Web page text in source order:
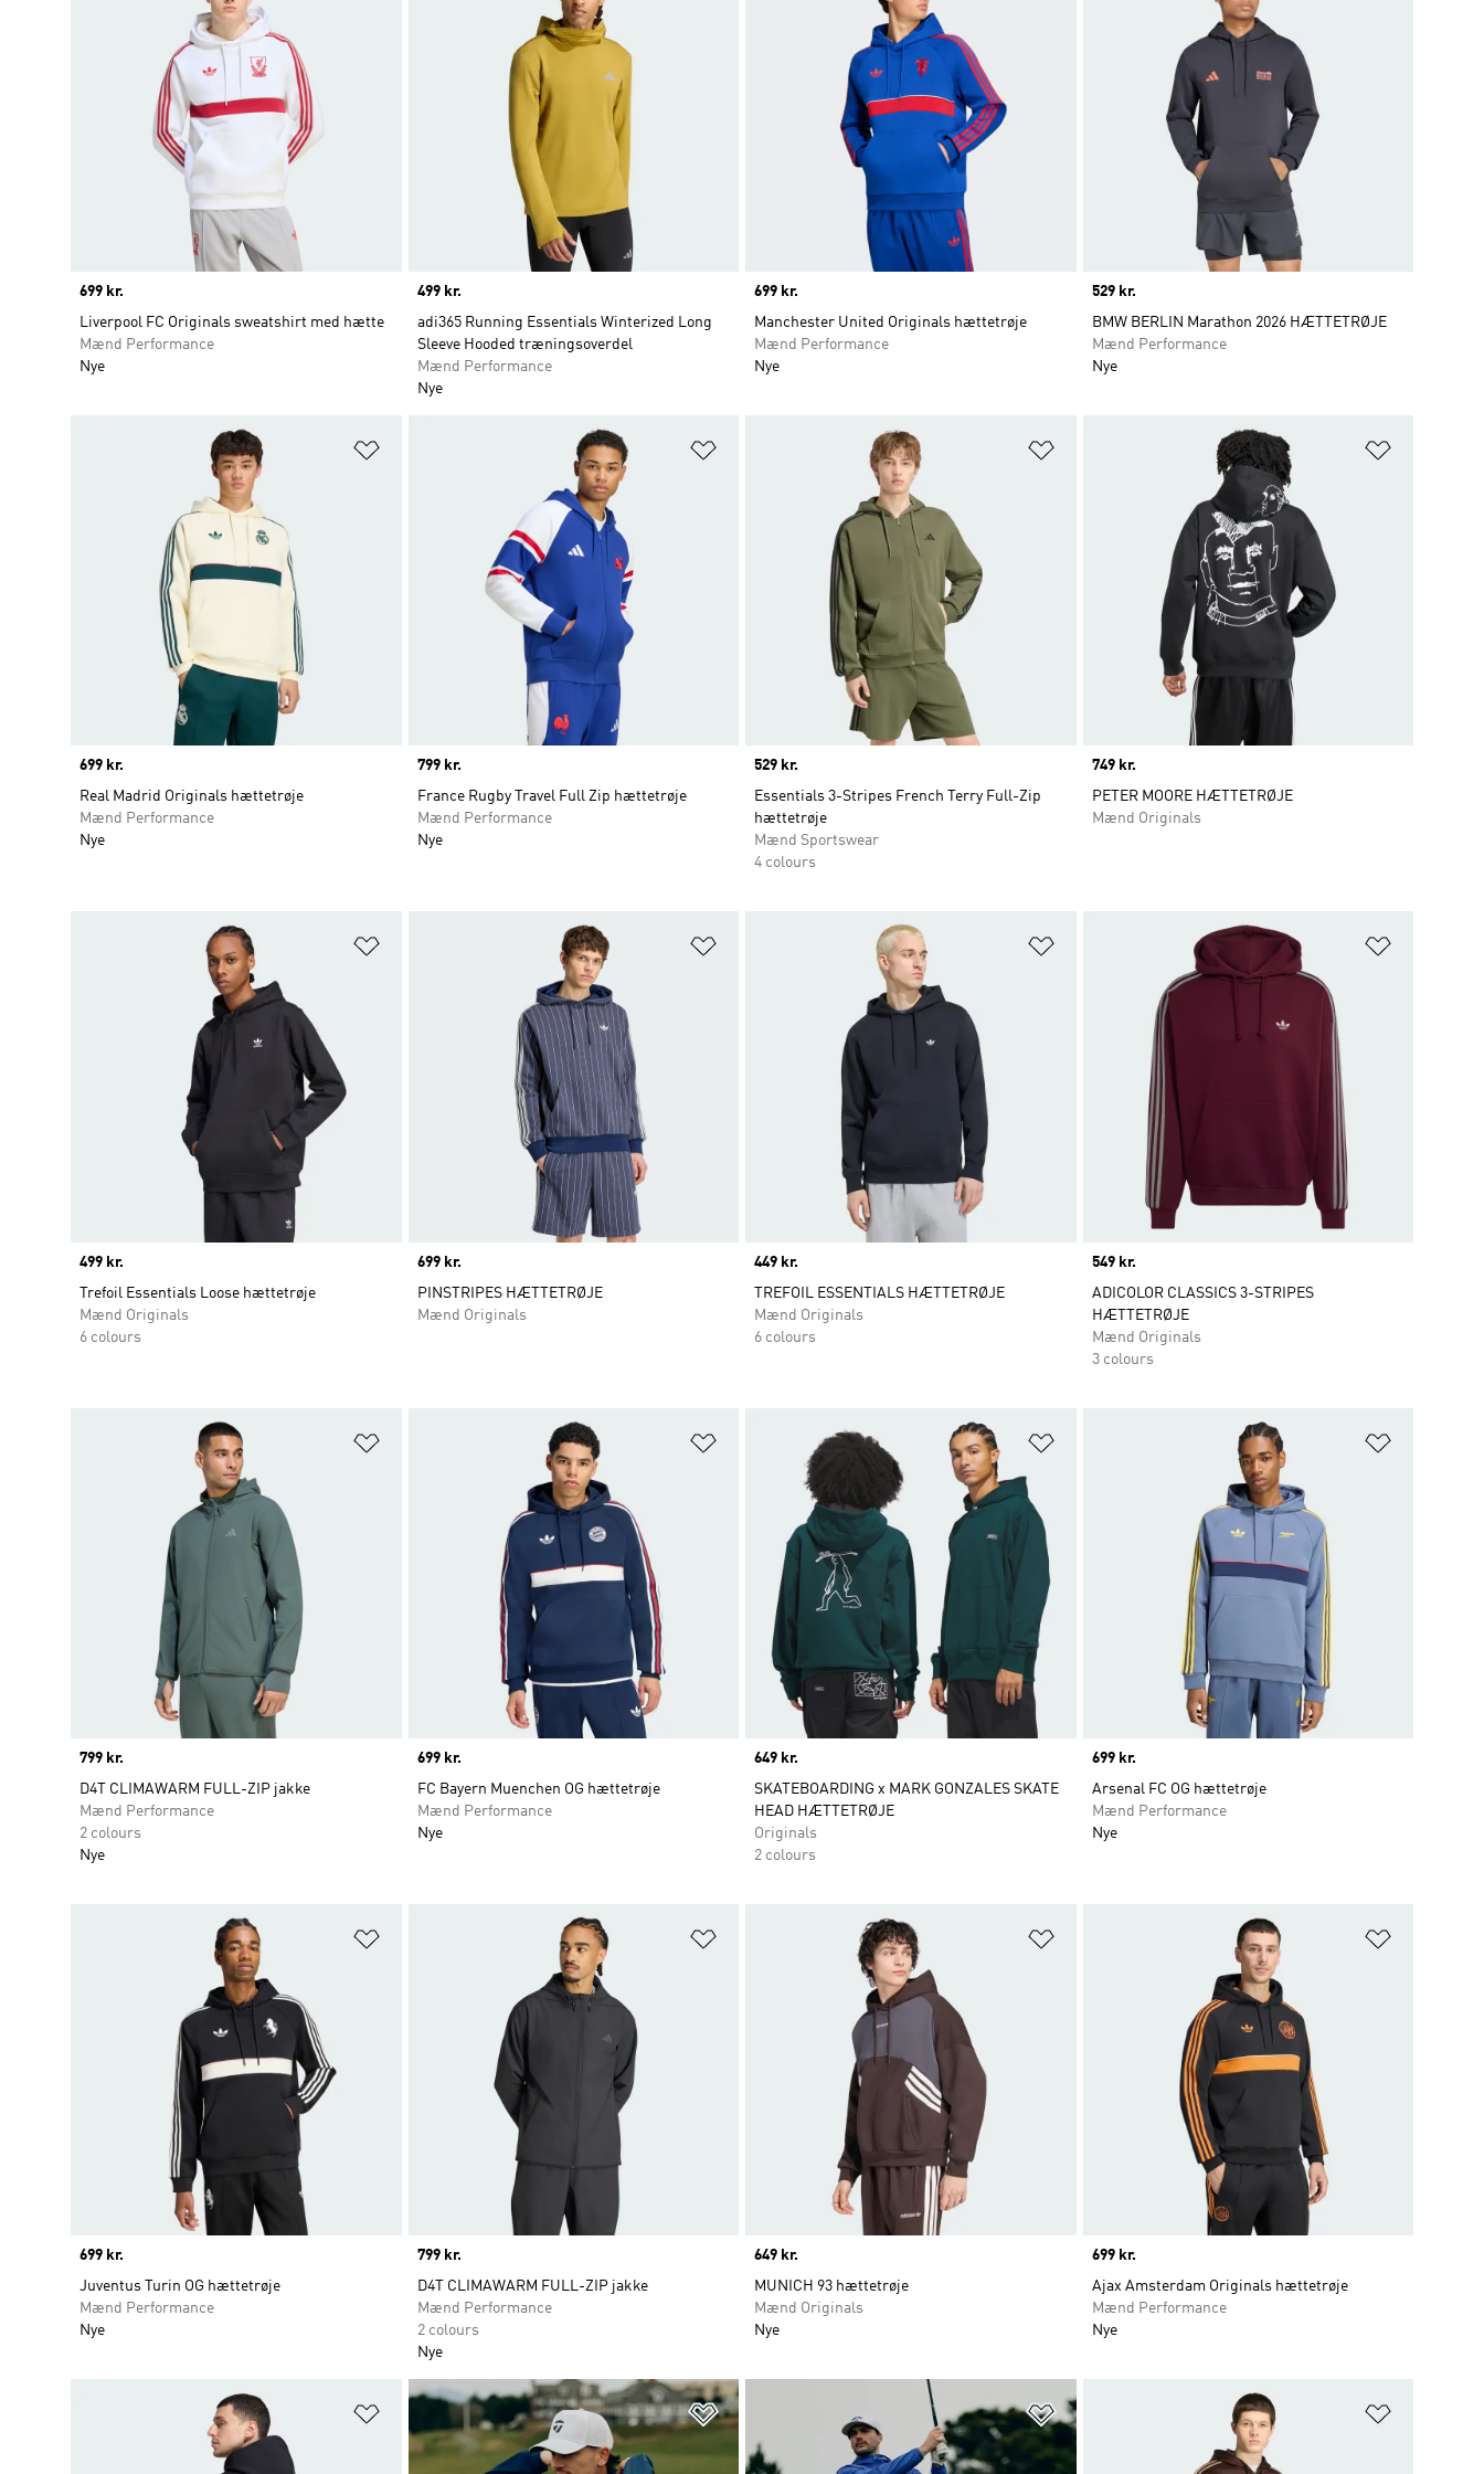
Price
699 kr.
Liverpool FC Originals sweatshirt med hætte
Mænd Performance
Nye
Price
499 kr.
adi365 Running Essentials Winterized Long
Sleeve Hooded træningsoverdel
Mænd Performance
Nye
Price
699 kr.
Manchester United Originals hættetrøje
Mænd Performance
Nye
Price
529 kr.
BMW BERLIN Marathon 2026 HÆTTETRØJE
Mænd Performance
Nye
Price
699 kr.
Real Madrid Originals hættetrøje
Mænd Performance
Nye
Price
799 kr.
France Rugby Travel Full Zip hættetrøje
Mænd Performance
Nye
Price
529 kr.
Essentials 3-Stripes French Terry Full-Zip
hættetrøje
Mænd Sportswear
4 colours
Price
749 kr.
PETER MOORE HÆTTETRØJE
Mænd Originals
Price
499 kr.
Trefoil Essentials Loose hættetrøje
Mænd Originals
6 colours
Price
699 kr.
PINSTRIPES HÆTTETRØJE
Mænd Originals
Price
449 kr.
TREFOIL ESSENTIALS HÆTTETRØJE
Mænd Originals
6 colours
Price
549 kr.
ADICOLOR CLASSICS 3-STRIPES
HÆTTETRØJE
Mænd Originals
3 colours
Price
799 kr.
D4T CLIMAWARM FULL-ZIP jakke
Mænd Performance
2 colours
Nye
Føj til ønskeliste
Price
699 kr.
FC Bayern Muenchen OG hættetrøje
Mænd Performance
Nye
Price
649 kr.
SKATEBOARDING x MARK GONZALES SKATE
HEAD HÆTTETRØJE
Originals
2 colours
Price
699 kr.
Arsenal FC OG hættetrøje
Mænd Performance
Nye
Price
699 kr.
Juventus Turin OG hættetrøje
Mænd Performance
Nye
Price
799 kr.
D4T CLIMAWARM FULL-ZIP jakke
Mænd Performance
2 colours
Nye
Price
649 kr.
MUNICH 93 hættetrøje
Mænd Originals
Nye
Price
699 kr.
Ajax Amsterdam Originals hættetrøje
Mænd Performance
Nye
Føj til ønskeliste Føj til ønskeliste Føj til ønskeliste